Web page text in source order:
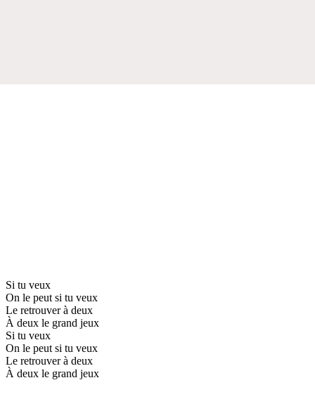
Si tu veux
On le peut si tu veux
Le retrouver à deux
À deux le grand jeux
Si tu veux
On le peut si tu veux
Le retrouver à deux
À deux le grand jeux